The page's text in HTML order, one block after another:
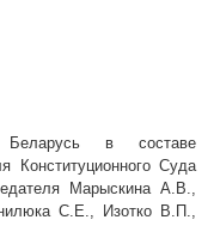
Беларусь в составе
Конституционного Суда
Марыскина А.В.,
С.Е., Изотко В.П.,